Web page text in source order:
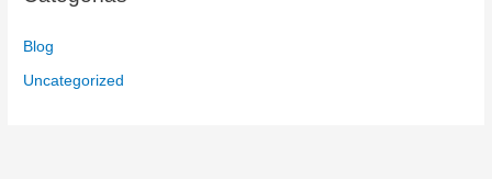
Blog
Uncategorized